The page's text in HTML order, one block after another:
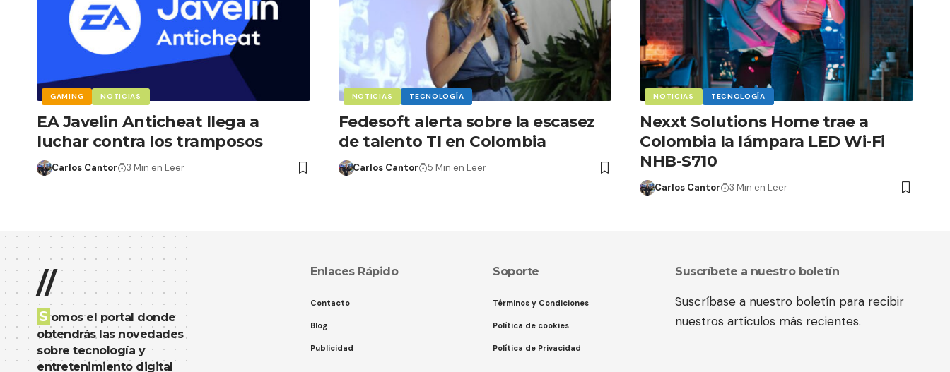
GAMING NOTICIAS
EA Javelin Anticheat llega a
luchar contra los tramposos
Carlos Cantor 3 Min en Leer
NOTICIAS TECNOLOGÍA
Fedesoft alerta sobre la escasez
de talento TI en Colombia
Carlos Cantor 5 Min en Leer
NOTICIAS TECNOLOGÍA
Nexxt Solutions Home trae a
Colombia la lámpara LED Wi-Fi
NHB-S710
Carlos Cantor 3 Min en Leer
//
S omos el portal donde
obtendrás las novedades
sobre tecnología y
entretenimiento digital
Enlaces Rápido
Contacto
Blog
Publicidad
Soporte
Términos y Condiciones
Política de cookies
Política de Privacidad
Suscríbete a nuestro boletín
Suscríbase a nuestro boletín para recibir
nuestros artículos más recientes.